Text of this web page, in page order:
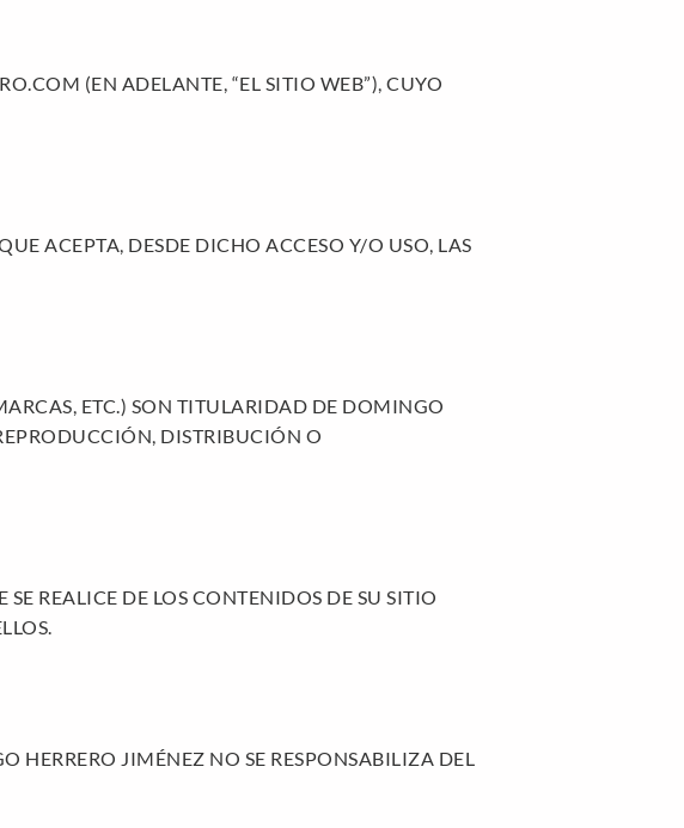
(EN ADELANTE, “EL SITIO WEB”), CUYO
ACEPTA, DESDE DICHO ACCESO Y/O USO, LAS
ETC.) SON TITULARIDAD DE DOMINGO
DISTRIBUCIÓN O
REALICE DE LOS CONTENIDOS DE SU SITIO
HERRERO JIMÉNEZ NO SE RESPONSABILIZA DEL